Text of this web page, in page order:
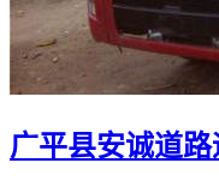
广平县安诚道